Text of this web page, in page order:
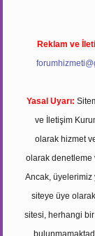
Reklam ve
Yasal Uyarı:
ve İletişim
olarak hizmet
olarak denetleme
Ancak, üyelerimiz
siteye üye
sitesi, herhangi bir